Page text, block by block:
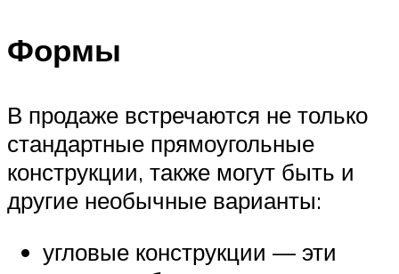
Формы
В продаже встречаются не только
стандартные прямоугольные
конструкции, также могут быть и
другие необычные варианты:
угловые конструкции — эти